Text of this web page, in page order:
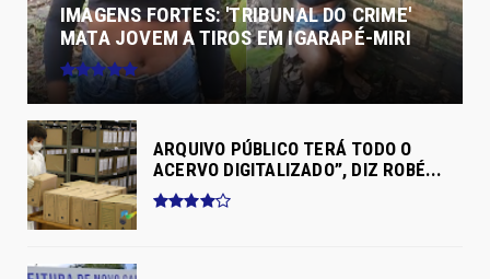
IMAGENS FORTES: 'TRIBUNAL DO CRIME'
MATA JOVEM A TIROS EM IGARAPÉ-MIRI
ARQUIVO PÚBLICO TERÁ TODO O
ACERVO DIGITALIZADO”, DIZ ROBÉ...